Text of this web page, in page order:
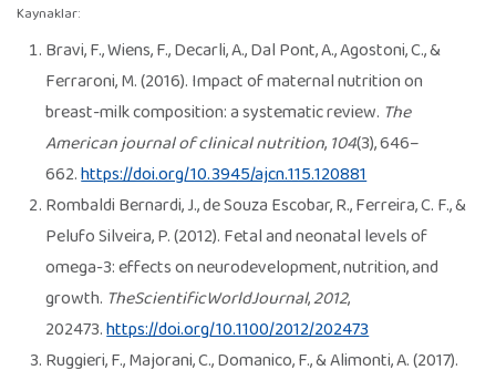
Kaynaklar:
Bravi, F., Wiens, F., Decarli, A., Dal Pont, A., Agostoni, C., &
Ferraroni, M. (2016). Impact of maternal nutrition on
breast-milk composition: a systematic review. The
American journal of clinical nutrition, 104(3), 646–
662.https://doi.org/10.3945/ajcn.115.120881
Rombaldi Bernardi, J., de Souza Escobar, R., Ferreira, C. F., &
Pelufo Silveira, P. (2012). Fetal and neonatal levels of
omega-3: effects on neurodevelopment, nutrition, and
growth. TheScientificWorldJournal,2012,
202473.https://doi.org/10.1100/2012/202473
Ruggieri, F., Majorani, C., Domanico, F., & Alimonti, A. (2017).